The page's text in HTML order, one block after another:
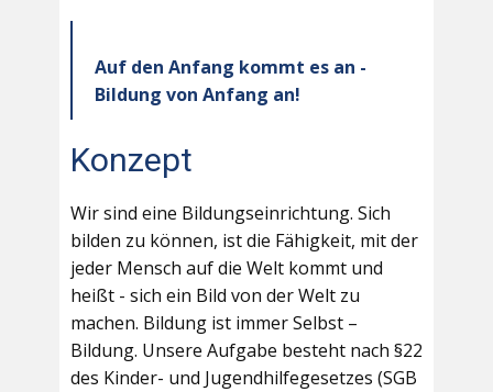
Auf den Anfang kommt es an -
Bildung von Anfang an!
Konzept
Wir sind eine Bildungseinrichtung. Sich
bilden zu können, ist die Fähigkeit, mit der
jeder Mensch auf die Welt kommt und
heißt - sich ein Bild von der Welt zu
machen. Bildung ist immer Selbst –
Bildung. Unsere Aufgabe besteht nach §22
des Kinder- und Jugendhilfegesetzes (SGB